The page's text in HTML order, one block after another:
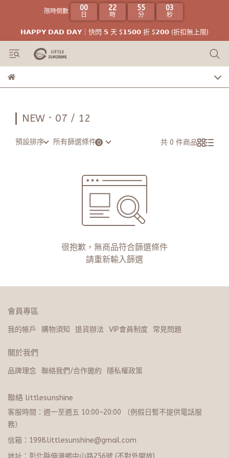
限時倒數 00
日
22
時
55
分
03
秒
𝗛𝗔𝗣𝗣𝗬 𝗗𝗔𝗗 𝗗𝗔𝗬｜快閃 𝟱 天 $𝟭𝟱𝟬𝟬 折 $𝟮𝟬𝟬 (折扣無上限)
NEW．07 / 12
預設排序 所有篩選條件 共 0 件商品
很抱歉，無商品符合篩選條件
請重新輸入篩選
會員專區
我的帳戶 購物須知 退貨辦法 VIP會員制度 常見問題
關於我們
品牌理念 聯絡我們/合作邀約 隱私權政策
聯絡 littlesunshine
客服時間：週一至週五 10:00~20:​0​0 （例假日暫不提供電話服
務）
信箱：1998.littlesunshine@gmail.com
地址：彰化縣伸港鄉中山路256號 (不對外開放)